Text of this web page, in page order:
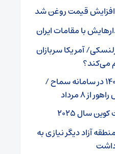
افزایش قیمت روغن شد
با مقامات ایران
آمریکا سربازان
می‌کند؟
آغاز ثبت‌نام اربعین ۱۴۰۴ در سامانه سماح /
۸ مرداد
سال ۲۰۲۵
آزاد دیگر نیازی به